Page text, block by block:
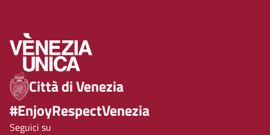
Città di Venezia
#EnjoyRespectVenezia
Seguici su